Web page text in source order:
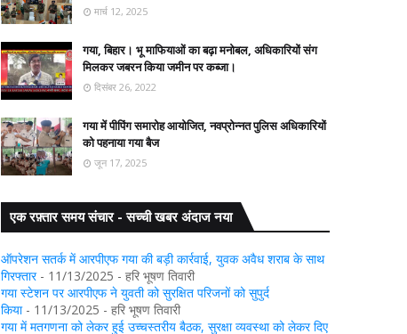
मार्च 12, 2025
गया, बिहार। भू माफियाओं का बढ़ा मनोबल, अधिकारियों संग
मिलकर जबरन किया जमीन पर कब्जा।
दिसंबर 26, 2022
गया में पीपिंग समारोह आयोजित, नवप्रोन्नत पुलिस अधिकारियों
को पहनाया गया बैज
जून 17, 2025
एक रफ़्तार समय संचार - सच्ची खबर अंदाज नया
ऑपरेशन सतर्क में आरपीएफ गया की बड़ी कार्रवाई, युवक अवैध शराब के साथ
गिरफ्तार- 11/13/2025 - हरि भूषण तिवारी
गया स्टेशन पर आरपीएफ ने युवती को सुरक्षित परिजनों को सुपुर्द
किया- 11/13/2025 - हरि भूषण तिवारी
गया में मतगणना को लेकर हुई उच्चस्तरीय बैठक, सुरक्षा व्यवस्था को लेकर दिए